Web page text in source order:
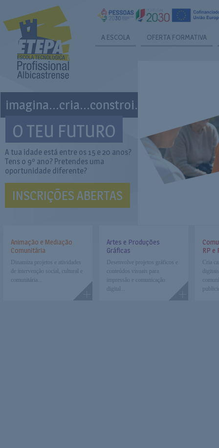
A ESCOLA OFERTA FORMATIVA
imagina...cria...constroi...
O TEU FUTURO
A tua idade está entre os 15 e 20 anos?
Tens o 9º ano? Pretendes uma
oportunidade diferente?
INSCRIÇÕES ABERTAS
Animação e Mediação
Comunitária
Dinamiza projetos e atividades
de intervenção social, cultural e
comunitária...
Artes e Produções
Gráficas
Desenvolve projetos gráficos e
conteúdos visuais para
impressão e comunicação
digital...
RP e
Cria